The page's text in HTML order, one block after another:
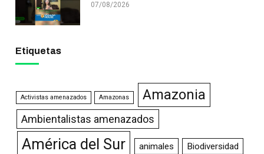
07/08/2026
Etiquetas
Activistas amenazados Amazonas Amazonia
Ambientalistas amenazados
América del Sur animales Biodiversidad